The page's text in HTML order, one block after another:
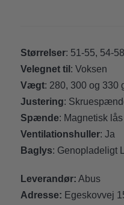
Størrelser: 51-55, 54-
Velegnet til : Voksen
Vægt: 280, 300 og 330
Justering:
Spænde: Magnetisk lås
Ventilationshuller: Ja
Baglys: Genopladeligt
Leverandør: Abus
Adresse: Egeskovvej